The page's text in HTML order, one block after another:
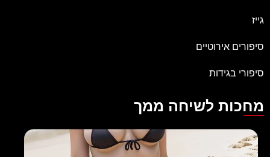
גייז
סיפורים אירוטיים
סיפורי בגידות
מחכות לשיחה ממך